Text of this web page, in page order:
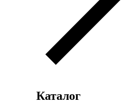
Каталог